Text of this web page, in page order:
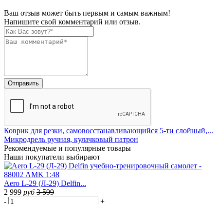
Ваш отзыв может быть первым и самым важным!
Напишите свой комментарий или отзыв.
Коврик для резки, самовосстанавливающийся 5-ти слойный,...
Микродрель ручная, кулачковый патрон
Рекомендуемые и популярные товары
Наши покупатели выбирают
Aero L-29 (Л-29) Delfin...
2 999 руб 3 599
-
+